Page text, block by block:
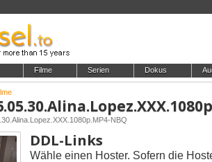
Filme Serien Dokus
NBQ
DDL-Links
Wähle einen Hoster. Sofern die